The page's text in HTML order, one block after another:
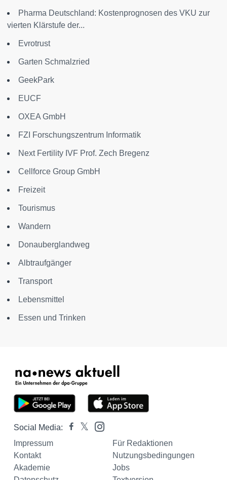
Pharma Deutschland: Kostenprognosen des VKU zur
vierten Klärstufe der...
Evrotrust
Garten Schmalzried
GeekPark
EUCF
OXEA GmbH
FZI Forschungszentrum Informatik
Next Fertility IVF Prof. Zech Bregenz
Cellforce Group GmbH
Freizeit
Tourismus
Wandern
Donauberglandweg
Albtraufgänger
Transport
Lebensmittel
Essen und Trinken
Social Media:
Impressum
Für Redaktionen
Kontakt
Nutzungsbedingungen
Akademie
Jobs